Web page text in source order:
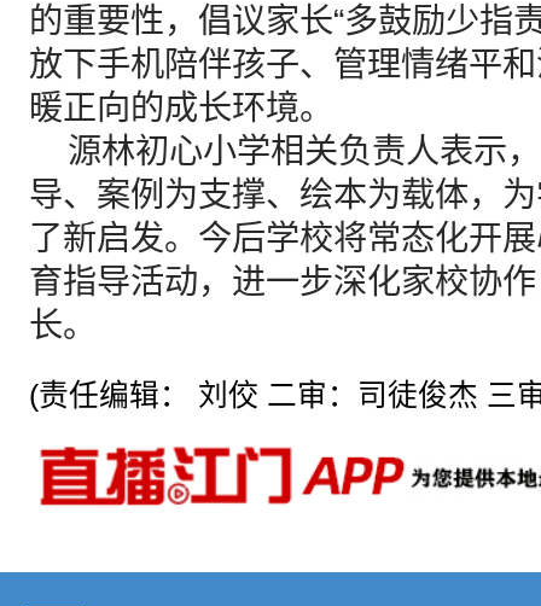
的重要性，倡议家长“多鼓励少指
放下手机陪伴孩子、管理情绪平
暖正向的成长环境。
源林初心小学相关负责人表示
导、案例为支撑、绘本为载体，
了新启发。今后学校将常态化开
育指导活动，进一步深化家校协
长。
(责任编辑： 刘佼 二审：司徒俊杰 三